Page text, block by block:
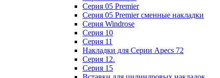
Серия 05 Premier
Серия 05 Premier сменные накладки
Cерия Windrose
Серия 10
Серия 11
Накладки для Серии Apecs 72
Серия 12.
Серия 15